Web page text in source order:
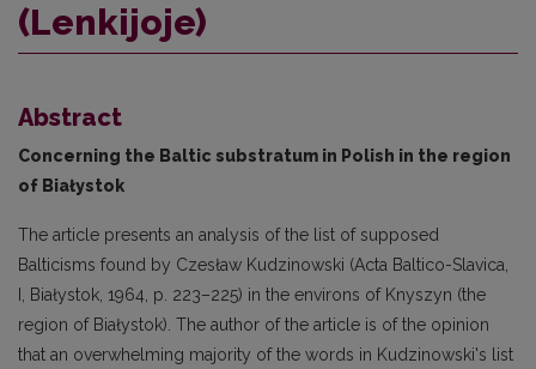
(Lenkijoje)
Abstract
Concerning the Baltic substratum in Polish in the region
of Białystok
The article presents an analysis of the list of supposed
Balticisms found by Czesław Kudzinowski (Acta Baltico-Slavica,
I, Białystok, 1964, p. 223–225) in the environs of Knyszyn (the
region of Białystok). The author of the article is of the opinion
that an overwhelming majority of the words in Kudzinowski's list